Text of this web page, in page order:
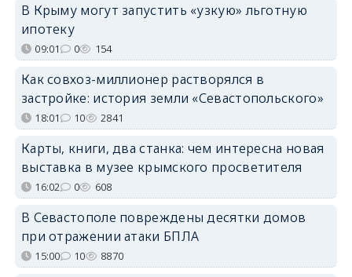
В Крыму могут запустить «узкую» льготную
ипотеку
09:01 0 154
Как совхоз-миллионер растворялся в
застройке: история земли «Севастопольского»
18:01 10 2841
Карты, книги, два станка: чем интересна новая
выставка в музее крымского просветителя
16:02 0 608
В Севастополе повреждены десятки домов
при отражении атаки БПЛА
15:00 10 8870